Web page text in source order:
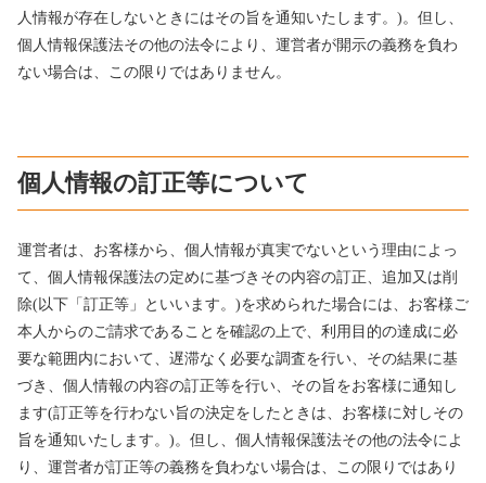
人情報が存在しないときにはその旨を通知いたします。)。但し、
個人情報保護法その他の法令により、運営者が開示の義務を負わ
ない場合は、この限りではありません。
個人情報の訂正等について
運営者は、お客様から、個人情報が真実でないという理由によっ
て、個人情報保護法の定めに基づきその内容の訂正、追加又は削
除(以下「訂正等」といいます。)を求められた場合には、お客様ご
本人からのご請求であることを確認の上で、利用目的の達成に必
要な範囲内において、遅滞なく必要な調査を行い、その結果に基
づき、個人情報の内容の訂正等を行い、その旨をお客様に通知し
ます(訂正等を行わない旨の決定をしたときは、お客様に対しその
旨を通知いたします。)。但し、個人情報保護法その他の法令によ
り、運営者が訂正等の義務を負わない場合は、この限りではあり